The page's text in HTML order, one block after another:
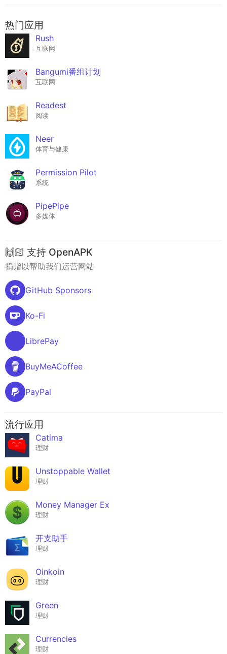
热门应用
Rush
互联网
Bangumi番组计划
互联网
Readest
阅读
Neer
体育与健康
Permission Pilot
系统
PipePipe
多媒体
🙌🏻 支持 OpenAPK
捐赠以帮助我们运营网站
GitHub Sponsors
Ko-Fi
LibrePay
BuyMeACoffee
PayPal
流行应用
Catima
理财
Unstoppable Wallet
理财
Money Manager Ex
理财
开支助手
理财
Oinkoin
理财
Green
理财
Currencies
理财